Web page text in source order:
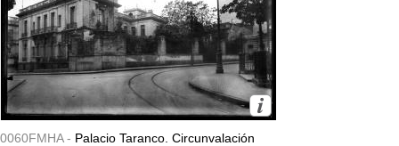
0060FMHA - Palacio Taranco. Circunvalación